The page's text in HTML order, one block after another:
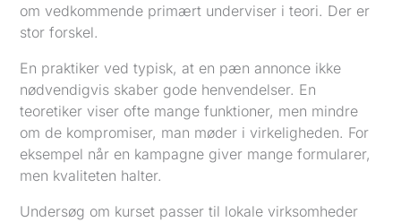
om vedkommende primært underviser i teori. Der er
stor forskel.
En praktiker ved typisk, at en pæn annonce ikke
nødvendigvis skaber gode henvendelser. En
teoretiker viser ofte mange funktioner, men mindre
om de kompromiser, man møder i virkeligheden. For
eksempel når en kampagne giver mange formularer,
men kvaliteten halter.
Undersøg om kurset passer til lokale virksomheder